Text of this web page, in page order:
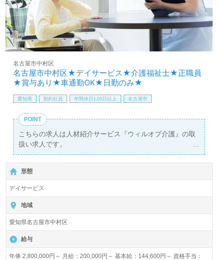
名古屋市中村区★デイサービス★介護福祉士★正職員
★賞与あり★車通勤OK★日勤のみ★
名古屋市中村区
愛知県 契約社員 年間休日120日以上 名古屋市
POINT
こちらの求人は人材紹介サービス『ウィルオブ介護』の取
扱い求人です。
詳細に関してお気軽にご相談ください♪
【無料】で皆さんの転職活動をサポートいたします。
形態
デイサービス
地域
愛知県名古屋市中村区
給与
年俸 2,800,000円～ 月給：200,000円～ 基本給：144,600円～ 資格手当：